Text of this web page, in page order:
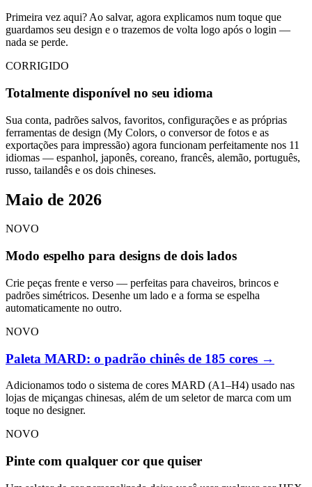
Primeira vez aqui? Ao salvar, agora explicamos num toque que
guardamos seu design e o trazemos de volta logo após o login —
nada se perde.
CORRIGIDO
Totalmente disponível no seu idioma
Sua conta, padrões salvos, favoritos, configurações e as próprias
ferramentas de design (My Colors, o conversor de fotos e as
exportações para impressão) agora funcionam perfeitamente nos 11
idiomas — espanhol, japonês, coreano, francês, alemão, português,
russo, tailandês e os dois chineses.
Maio de 2026
NOVO
Modo espelho para designs de dois lados
Crie peças frente e verso — perfeitas para chaveiros, brincos e
padrões simétricos. Desenhe um lado e a forma se espelha
automaticamente no outro.
NOVO
Paleta MARD: o padrão chinês de 185 cores →
Adicionamos todo o sistema de cores MARD (A1–H4) usado nas
lojas de miçangas chinesas, além de um seletor de marca com um
toque no designer.
NOVO
Pinte com qualquer cor que quiser